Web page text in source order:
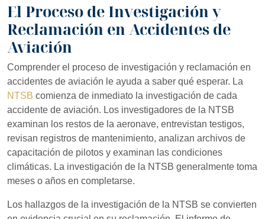
El Proceso de Investigación y
Reclamación en Accidentes de
Aviación
Comprender el proceso de investigación y reclamación en
accidentes de aviación le ayuda a saber qué esperar. La
NTSB comienza de inmediato la investigación de cada
accidente de aviación. Los investigadores de la NTSB
examinan los restos de la aeronave, entrevistan testigos,
revisan registros de mantenimiento, analizan archivos de
capacitación de pilotos y examinan las condiciones
climáticas. La investigación de la NTSB generalmente toma
meses o años en completarse.
Los hallazgos de la investigación de la NTSB se convierten